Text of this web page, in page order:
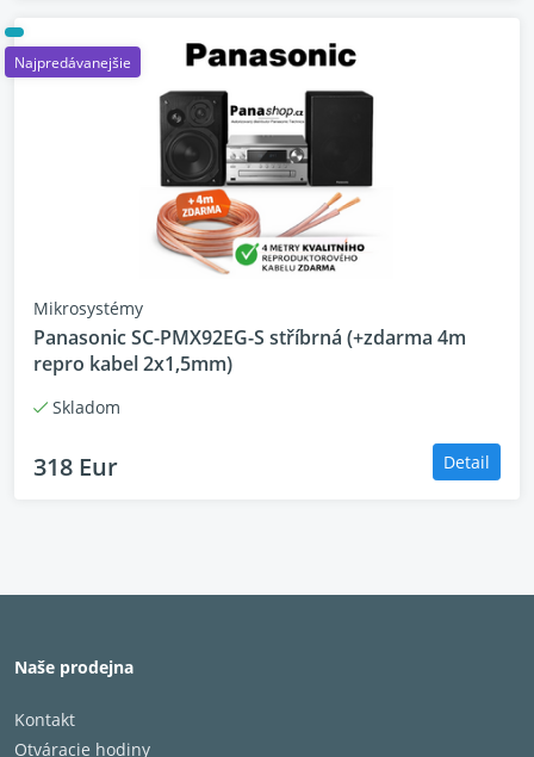
Najpredávanejšie
Mikrosystémy
Panasonic SC-PMX92EG-S stříbrná (+zdarma 4m
repro kabel 2x1,5mm)
Skladom
318 Eur Detail
Naše prodejna
Kontakt
Otváracie hodiny